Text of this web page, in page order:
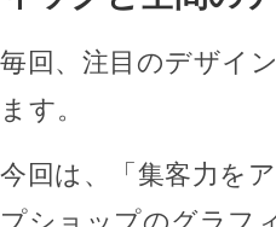
毎回、注目のデザイ
ます。
今回は、「集客力を